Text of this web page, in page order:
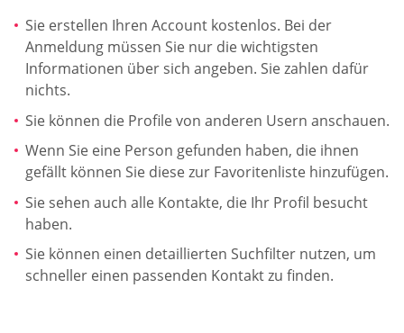
Sie erstellen Ihren Account kostenlos. Bei der
Anmeldung müssen Sie nur die wichtigsten
Informationen über sich angeben. Sie zahlen dafür
nichts.
Sie können die Profile von anderen Usern anschauen.
Wenn Sie eine Person gefunden haben, die ihnen
gefällt können Sie diese zur Favoritenliste hinzufügen.
Sie sehen auch alle Kontakte, die Ihr Profil besucht
haben.
Sie können einen detaillierten Suchfilter nutzen, um
schneller einen passenden Kontakt zu finden.